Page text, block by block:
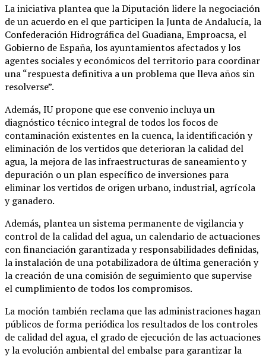
La iniciativa plantea que la Diputación lidere la negociación
de un acuerdo en el que participen la Junta de Andalucía, la
Confederación Hidrográfica del Guadiana, Emproacsa, el
Gobierno de España, los ayuntamientos afectados y los
agentes sociales y económicos del territorio para coordinar
una “respuesta definitiva a un problema que lleva años sin
resolverse”.
Además, IU propone que ese convenio incluya un
diagnóstico técnico integral de todos los focos de
contaminación existentes en la cuenca, la identificación y
eliminación de los vertidos que deterioran la calidad del
agua, la mejora de las infraestructuras de saneamiento y
depuración o un plan específico de inversiones para
eliminar los vertidos de origen urbano, industrial, agrícola
y ganadero.
Además, plantea un sistema permanente de vigilancia y
control de la calidad del agua, un calendario de actuaciones
con financiación garantizada y responsabilidades definidas,
la instalación de una potabilizadora de última generación y
la creación de una comisión de seguimiento que supervise
el cumplimiento de todos los compromisos.
La moción también reclama que las administraciones hagan
públicos de forma periódica los resultados de los controles
de calidad del agua, el grado de ejecución de las actuaciones
y la evolución ambiental del embalse para garantizar la